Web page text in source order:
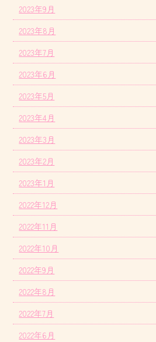
2023年9月
2023年8月
2023年7月
2023年6月
2023年5月
2023年4月
2023年3月
2023年2月
2023年1月
2022年12月
2022年11月
2022年10月
2022年9月
2022年8月
2022年7月
2022年6月